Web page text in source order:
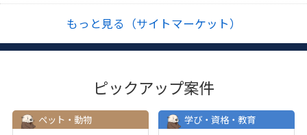
もっと見る（サイトマーケット）
ピックアップ案件
ペット・動物
学び・資格・教育